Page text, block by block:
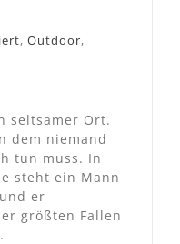
, Outdoor,
seltsamer Ort.
dem niemand
tun muss. In
steht ein Mann
er
größten Fallen